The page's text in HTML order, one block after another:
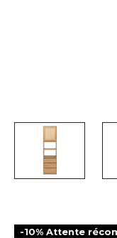
-10% Attente